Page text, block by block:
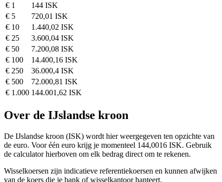
€ 1
144 ISK
€ 5
720,01 ISK
€ 10
1.440,02 ISK
€ 25
3.600,04 ISK
€ 50
7.200,08 ISK
€ 100
14.400,16 ISK
€ 250
36.000,4 ISK
€ 500
72.000,81 ISK
€ 1.000 144.001,62 ISK
Over de IJslandse kroon
De IJslandse kroon (ISK) wordt hier weergegeven ten opzichte van
de euro. Voor één euro krijg je momenteel 144,0016 ISK. Gebruik
de calculator hierboven om elk bedrag direct om te rekenen.
Wisselkoersen zijn indicatieve referentiekoersen en kunnen afwijken
van de koers die je bank of wisselkantoor hanteert.